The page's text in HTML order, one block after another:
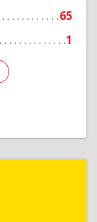
65
1
Подробнее
Сергей